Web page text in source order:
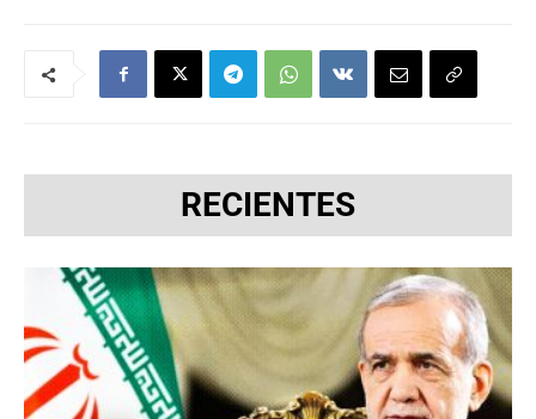
RECIENTES